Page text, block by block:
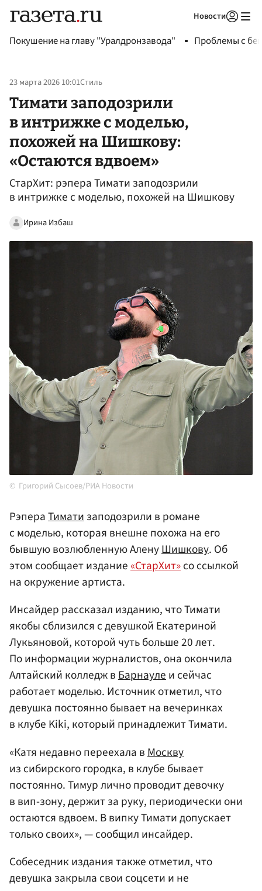
Новости
Покушение на главу "Уралдронзавода" Проблемы с
23 марта 2026 10:01Стиль
Тимати заподозрили
в интрижке с моделью,
похожей на Шишкову:
«Остаются вдвоем»
СтарХит: рэпера Тимати заподозрили
в интрижке с моделью, похожей на Шишкову
Ирина Избаш
Григорий Сысоев/РИА Новости
РэпераТиматизаподозрили в романе
с моделью, которая внешне похожа на его
бывшую возлюбленную АленуШишкову. Об
этом сообщает издание«СтарХит»со ссылкой
на окружение артиста.
Инсайдер рассказал изданию, что Тимати
якобы сблизился с девушкой Екатериной
Лукьяновой, которой чуть больше 20 лет.
По информации журналистов, она окончила
Алтайский колледж вБарнаулеи сейчас
работает моделью. Источник отметил, что
девушка постоянно бывает на вечеринках
в клубе Kiki, который принадлежит Тимати.
«Катя недавно переехала в Москву
из сибирского городка, в клубе бывает
постоянно. Тимур лично проводит девочку
в вип-зону, держит за руку, периодически они
остаются вдвоем. В випку Тимати допускает
только своих», — сообщил инсайдер.
Собеседник издания также отметил, что
девушка закрыла свои соцсети и не